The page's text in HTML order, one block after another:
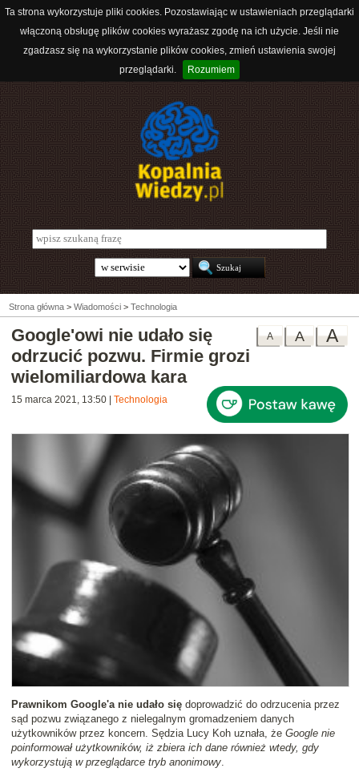
Ta strona wykorzystuje pliki cookies. Pozostawiając w ustawieniach przeglądarki
włączoną obsługę plików cookies wyrażasz zgodę na ich użycie. Jeśli nie
zgadzasz się na wykorzystanie plików cookies, zmień ustawienia swojej
przeglądarki.
Rozumiem
Strona główna > Wiadomości > Technologia
A
A
A
Google'owi nie udało się
odrzucić pozwu. Firmie grozi
wielomiliardowa kara
15 marca 2021, 13:50 Technologia
Prawnikom Google'a nie udało się doprowadzić do odrzucenia przez
sąd pozwu związanego z nielegalnym gromadzeniem danych
użytkowników przez koncern. Sędzia Lucy Koh uznała, że Google nie
poinformował użytkowników, iż zbiera ich dane również wtedy, gdy
wykorzystują w przeglądarce tryb anonimowy.